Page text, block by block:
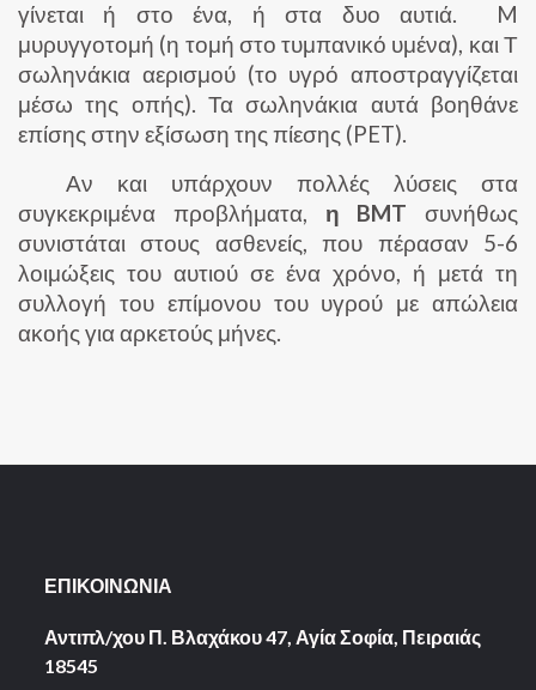
γίνεται ή στο ένα, ή στα δυο αυτιά. M
μυρυγγοτομή (η τομή στο τυμπανικό υμένα), και Τ
σωληνάκια αερισμού (το υγρό αποστραγγίζεται
μέσω της οπής). Τα σωληνάκια αυτά βοηθάνε
επίσης στην εξίσωση της πίεσης (PET).
Αν και υπάρχουν πολλές λύσεις στα
συγκεκριμένα προβλήματα, η BMT συνήθως
συνιστάται στους ασθενείς, που πέρασαν 5-6
λοιμώξεις του αυτιού σε ένα χρόνο, ή μετά τη
συλλογή του επίμονου του υγρού με απώλεια
ακοής για αρκετούς μήνες.
ΕΠΙΚΟΙΝΩΝΙΑ
Αντιπλ/χου Π. Βλαχάκου 47, Αγία Σοφία, Πειραιάς
18545